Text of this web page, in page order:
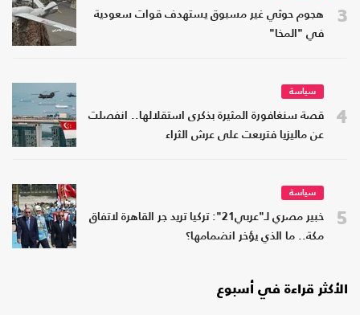
3
هجوم حوثي غير مسبوق يستهدف قوات سعودية
في "المخا"
4
سياسة
قصة سنغافورة المثيرة بذكرى استقلالها.. انفصلت
عن ماليزيا فتربعت على عرش الثراء
5
سياسة
خبير مصري لـ"عربي21": تركيا تريد جر القاهرة لاتفاق
مكة.. ما الذي يؤخر انضمامها؟
الأكثر قراءة في أسبوع